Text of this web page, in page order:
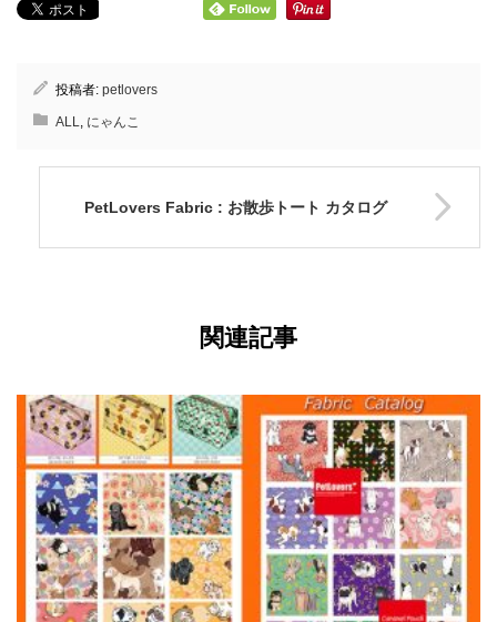
投稿者: petlovers
ALL, にゃんこ
PetLovers Fabric : お散歩トート カタログ
関連記事